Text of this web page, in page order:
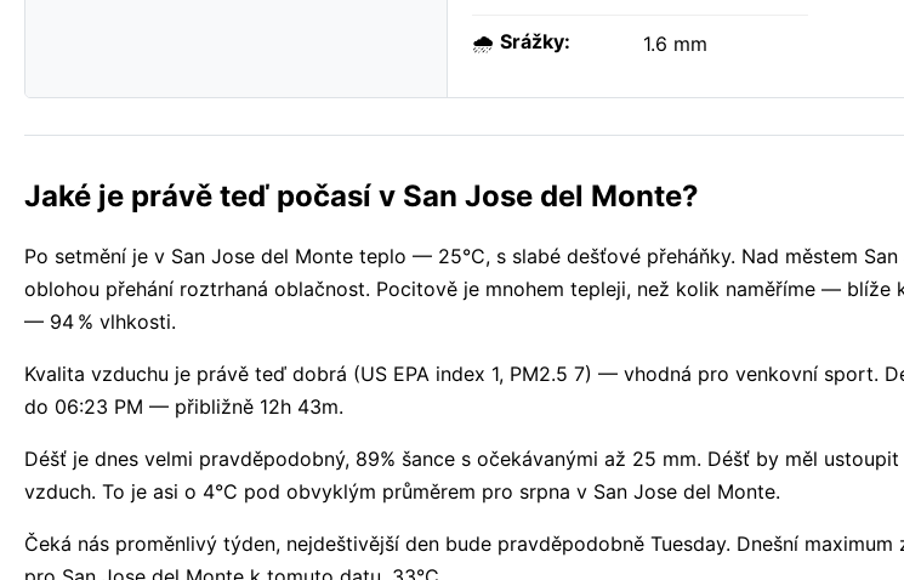
🌧️ Srážky: 1.6 mm
Jaké je právě teď počasí v San Jose del Monte?
Po setmění je v San Jose del Monte teplo — 25°C, s slabé dešťové přeháňky. Nad městem
oblohou přehání roztrhaná oblačnost. Pocitově je mnohem tepleji, než kolik naměříme — blíže
— 94 % vlhkosti.
Kvalita vzduchu je právě teď dobrá (US EPA index 1, PM2.5 7) — vhodná pro venkovní sport.
do 06:23 PM — přibližně 12h 43m.
Déšť je dnes velmi pravděpodobný, 89% šance s očekávanými až 25 mm. Déšť by měl ustoupit
vzduch. To je asi o 4°C pod obvyklým průměrem pro srpna v San Jose del Monte.
Čeká nás proměnlivý týden, nejdeštivější den bude pravděpodobně Tuesday. Dnešní